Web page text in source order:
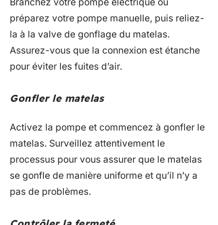
préparez votre pompe manuelle, puis reliez-
la à la valve de gonflage du matelas.
Assurez-vous que la connexion est étanche
pour éviter les fuites d’air.
Gonfler le matelas
Activez la pompe et commencez à gonfler le
matelas. Surveillez attentivement le
processus pour vous assurer que le matelas
se gonfle de manière uniforme et qu’il n’y a
pas de problèmes.